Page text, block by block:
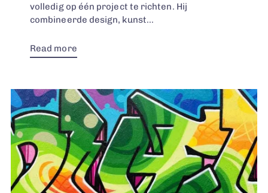
volledig op één project te richten. Hij
combineerde design, kunst...
Read more